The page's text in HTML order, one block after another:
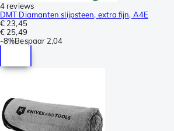
4 reviews
DMT Diamanten slijpsteen, extra fijn, A4E
€ 23,45
€ 25,49
-8%Bespaar 2,04